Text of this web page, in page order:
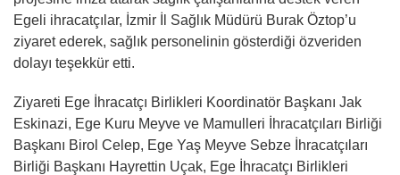
Egeli ihracatçılar, İzmir İl Sağlık Müdürü Burak Öztop’u
ziyaret ederek, sağlık personelinin gösterdiği özveriden
dolayı teşekkür etti.
Ziyareti Ege İhracatçı Birlikleri Koordinatör Başkanı Jak
Eskinazi, Ege Kuru Meyve ve Mamulleri İhracatçıları Birliği
Başkanı Birol Celep, Ege Yaş Meyve Sebze İhracatçıları
Birliği Başkanı Hayrettin Uçak, Ege İhracatçı Birlikleri